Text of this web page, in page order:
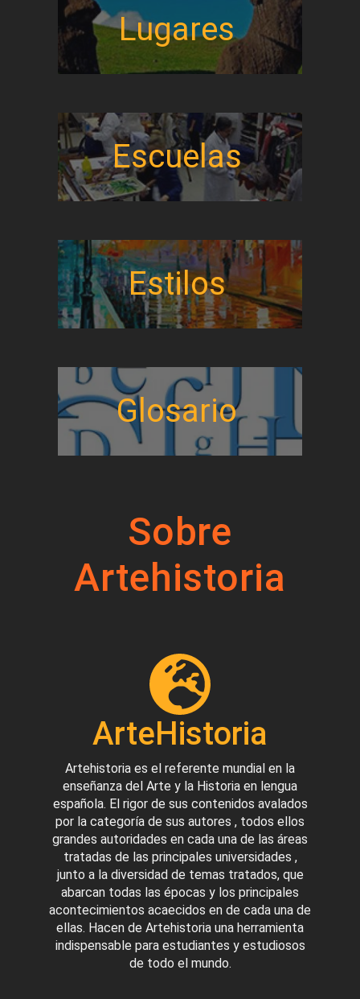
Lugares
Escuelas
Estilos
Glosario
Sobre
Artehistoria
ArteHistoria
Artehistoria es el referente mundial en la
enseñanza del Arte y la Historia en lengua
española. El rigor de sus contenidos avalados
por la categoría de sus autores , todos ellos
grandes autoridades en cada una de las áreas
tratadas de las principales universidades ,
junto a la diversidad de temas tratados, que
abarcan todas las épocas y los principales
acontecimientos acaecidos en de cada una de
ellas. Hacen de Artehistoria una herramienta
indispensable para estudiantes y estudiosos
de todo el mundo.